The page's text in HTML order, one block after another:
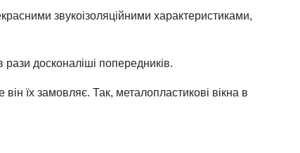
звукоізоляційними характеристиками,
досконаліші попередників.
їх замовляє. Так, металопластикові вікна в